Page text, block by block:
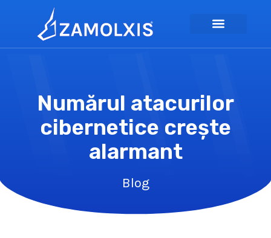
Numărul atacurilor
cibernetice crește
alarmant
Blog